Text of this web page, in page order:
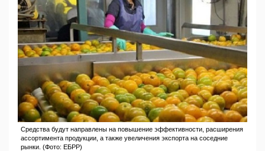
Средства будут направлены на повышение эффективности, расширения
ассортимента продукции, а также увеличения экспорта на соседние
рынки. (Фото: ЕБРР)